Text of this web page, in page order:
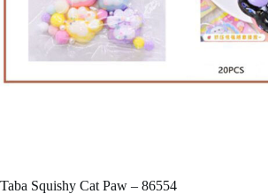
Taba Squishy Cat Paw – 86554